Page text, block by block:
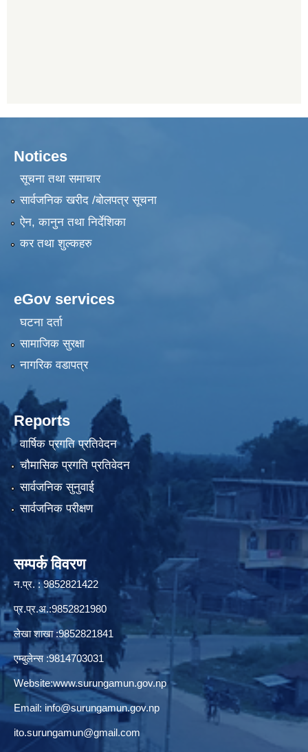
Notices
सूचना तथा समाचार
सार्वजनिक खरीद /बोलपत्र सूचना
ऐन, कानुन तथा निर्देशिका
कर तथा शुल्कहरु
eGov services
घटना दर्ता
सामाजिक सुरक्षा
नागरिक वडापत्र
Reports
वार्षिक प्रगति प्रतिवेदन
चौमासिक प्रगति प्रतिवेदन
सार्वजनिक सुनुवाई
सार्वजनिक परीक्षण
सम्पर्क विवरण
न.प्र. : 9852821422
प्र.प्र.अ.:9852821980
लेखा शाखा :9852821841
एम्बुलेन्स :9814703031
Website:www.surungamun.gov.np
Email: info@surungamun.gov.np
ito.surungamun@gmail.com